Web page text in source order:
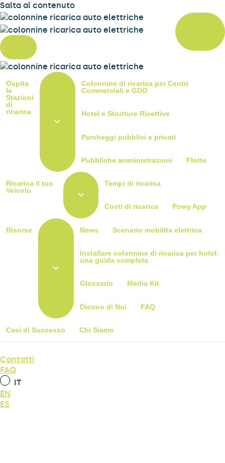
Salta al contenuto
Ospita
le
Stazioni
di
ricarica
Colonnine di ricarica per Centri
Commerciali e GDO
Hotel e Strutture Ricettive
Parcheggi pubblici e privati
Pubbliche amministrazioni Flotte
Ricarica il tuo
Veicolo
Tempi di ricarica
Costi di ricarica Powy App
Risorse News Scenario mobilita elettrica
Installare colonnine di ricarica per hotel:
una guida completa
Glossario Media Kit
Dicono di Noi FAQ
Casi di Successo Chi Siamo
Contatti
FAQ
IT
EN
ES